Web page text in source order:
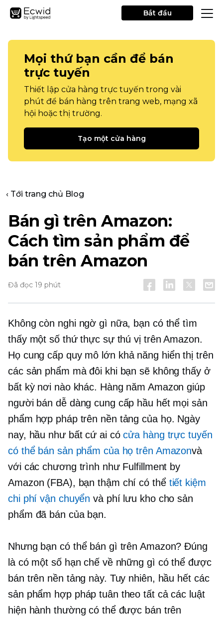
Bắt đầu
Mọi thứ bạn cần để bán
trực tuyến
Thiết lập cửa hàng trực tuyến trong vài
phút để bán hàng trên trang web, mạng xã
hội hoặc thị trường.
Tạo một cửa hàng
‹ Tới trang chủ Blog
Bán gì trên Amazon:
Cách tìm sản phẩm để
bán trên Amazon
Đã đọc 19 phút
Không còn nghi ngờ gì nữa, bạn có thể tìm
thấy một số thứ thực sự thú vị trên Amazon.
Họ cung cấp quy mô lớn khả năng hiển thị trên
các sản phẩm mà đôi khi bạn sẽ không thấy ở
bất kỳ nơi nào khác. Hàng năm Amazon giúp
người bán dễ dàng cung cấp hầu hết mọi sản
phẩm hợp pháp trên nền tảng của họ. Ngày
nay, hầu như bất cứ ai cócửa hàng trực tuyến
có thể bán sản phẩm của họ trên Amazonvà
với các chương trình như Fulfillment by
Amazon (FBA), bạn thậm chí có thể tiết kiệm
chi phí vận chuyển và phí lưu kho cho sản
phẩm đã bán của bạn.
Nhưng bạn có thể bán gì trên Amazon? Đúng
là có một số hạn chế về những gì có thể được
bán trên nền tảng này. Tuy nhiên, hầu hết các
sản phẩm hợp pháp tuân theo tất cả các luật
hiện hành thường có thể được bán trên